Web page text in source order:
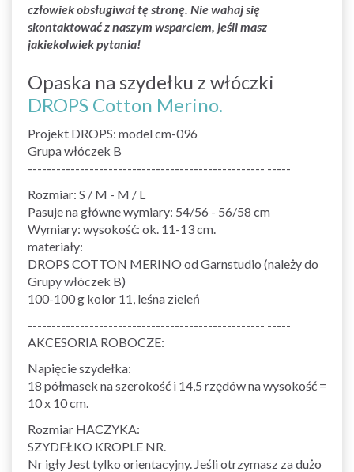
człowiek obsługiwał tę stronę. Nie wahaj się
skontaktować z naszym wsparciem, jeśli masz
jakiekolwiek pytania!
Opaska na szydełku z włóczki
DROPS Cotton Merino.
Projekt DROPS: model cm-096
Grupa włóczek B
-------------------------------------------------- -----
Rozmiar: S / M - M / L
Pasuje na główne wymiary: 54/56 - 56/58 cm
Wymiary: wysokość: ok. 11-13 cm.
materiały:
DROPS COTTON MERINO od Garnstudio (należy do
Grupy włóczek B)
100-100 g kolor 11, leśna zieleń
-------------------------------------------------- -----
AKCESORIA ROBOCZE:
Napięcie szydełka:
18 półmasek na szerokość i 14,5 rzędów na wysokość =
10 x 10 cm.
Rozmiar HACZYKA:
SZYDEŁKO KROPLE NR.
Nr igły Jest tylko orientacyjny. Jeśli otrzymasz za dużo